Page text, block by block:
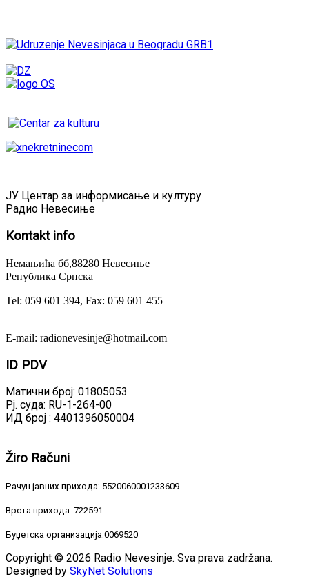
ЈУ Центар за информисање и културу
Радио Невесиње
Kontaktinfo
Немањића бб,88280 Невесиње
Република Српска
Tel: 059 601 394, Fax: 059 601 455
E-mail: radionevesinje@hotmail.com
ID PDV
Матични број: 01805053
Рј. суда: RU-1-264-00
ИД број : 4401396050004
Žiro Računi
Рачун јавних прихода: 5520060001233609
Врста прихода: 722591
Буџетска организација:0069520
Copyright © 2026 Radio Nevesinje. Sva prava zadržana.
Designed by SkyNet Solutions